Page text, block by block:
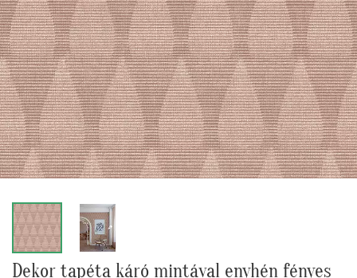
Dekor tapéta káró mintával enyhén fényes